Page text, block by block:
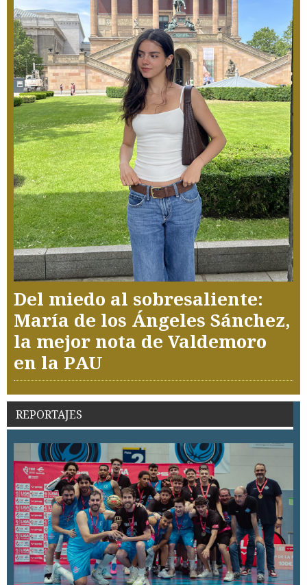
Del miedo al sobresaliente:
María de los Ángeles Sánchez,
la mejor nota de Valdemoro
en la PAU
REPORTAJES